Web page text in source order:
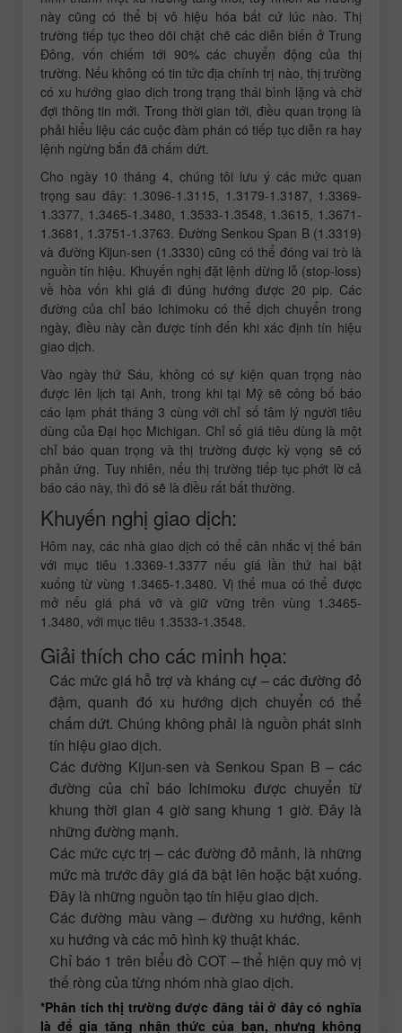
này cũng có thể bị vô hiệu hóa bất cứ lúc nào. Thị
trường tiếp tục theo dõi chặt chẽ các diễn biến ở Trung
Đông, vốn chiếm tới 90% các chuyển động của thị
trường. Nếu không có tin tức địa chính trị nào, thị trường
có xu hướng giao dịch trong trạng thái bình lặng và chờ
đợi thông tin mới. Trong thời gian tới, điều quan trọng là
phải hiểu liệu các cuộc đàm phán có tiếp tục diễn ra hay
lệnh ngừng bắn đã chấm dứt.
Cho ngày 10 tháng 4, chúng tôi lưu ý các mức quan
trọng sau đây: 1.3096-1.3115, 1.3179-1.3187, 1.3369-
1.3377, 1.3465-1.3480, 1.3533-1.3548, 1.3615, 1.3671-
1.3681, 1.3751-1.3763. Đường Senkou Span B (1.3319)
và đường Kijun-sen (1.3330) cũng có thể đóng vai trò là
nguồn tín hiệu. Khuyến nghị đặt lệnh dừng lỗ (stop-loss)
về hòa vốn khi giá đi đúng hướng được 20 pip. Các
đường của chỉ báo Ichimoku có thể dịch chuyển trong
ngày, điều này cần được tính đến khi xác định tín hiệu
giao dịch.
Vào ngày thứ Sáu, không có sự kiện quan trọng nào
được lên lịch tại Anh, trong khi tại Mỹ sẽ công bố báo
cáo lạm phát tháng 3 cùng với chỉ số tâm lý người tiêu
dùng của Đại học Michigan. Chỉ số giá tiêu dùng là một
chỉ báo quan trọng và thị trường được kỳ vọng sẽ có
phản ứng. Tuy nhiên, nếu thị trường tiếp tục phớt lờ cả
báo cáo này, thì đó sẽ là điều rất bất thường.
Khuyến nghị giao dịch:
Hôm nay, các nhà giao dịch có thể cân nhắc vị thế bán
với mục tiêu 1.3369-1.3377 nếu giá lần thứ hai bật
xuống từ vùng 1.3465-1.3480. Vị thế mua có thể được
mở nếu giá phá vỡ và giữ vững trên vùng 1.3465-
1.3480, với mục tiêu 1.3533-1.3548.
Giải thích cho các minh họa:
Các mức giá hỗ trợ và kháng cự – các đường đỏ
đậm, quanh đó xu hướng dịch chuyển có thể
chấm dứt. Chúng không phải là nguồn phát sinh
tín hiệu giao dịch.
Các đường Kijun-sen và Senkou Span B – các
đường của chỉ báo Ichimoku được chuyển từ
khung thời gian 4 giờ sang khung 1 giờ. Đây là
những đường mạnh.
Các mức cực trị – các đường đỏ mảnh, là những
mức mà trước đây giá đã bật lên hoặc bật xuống.
Đây là những nguồn tạo tín hiệu giao dịch.
Các đường màu vàng – đường xu hướng, kênh
xu hướng và các mô hình kỹ thuật khác.
Chỉ báo 1 trên biểu đồ COT – thể hiện quy mô vị
thế ròng của từng nhóm nhà giao dịch.
*Phân tích thị trường được đăng tải ở đây có nghĩa
là để gia tăng nhận thức của bạn, nhưng không